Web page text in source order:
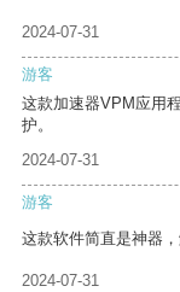
2024-07-31
游客
这款加速器VPM应用
护。
2024-07-31
游客
这款软件简直是神器，
2024-07-31